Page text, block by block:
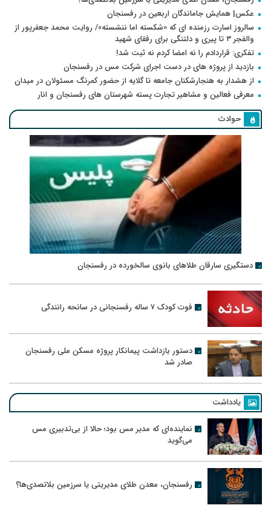
عکس| همایش جاماندگان اربعین در رفسنجان
سالروز اسارت رزمنده ای که «شکسته اما ننشسته»/ روایت محمد جعفرپور از
والفجر ۳ تا پیری و دلتنگی برای رفقای شهید
تفکری: قراردادم را نه امضا کردم نه ثبت شد!
بازدید از پروژه های در دست اجرای شرکت مس در رفسنجان
از هشدار به هنجارشکنان جامعه تا گلایه از حضور کمرنگ مسئولان در میدان
معرفی فعالین و مشاهیر تجارت پسته شهرستان های رفسنجان و انار
حوادث
دستگیری سارقان طلاهای بانوی سالخورده در رفسنجان
فوت کودک ۷ ساله رفسنجانی در سانحه رانندگی
دستور بازداشت پیمانکار پروژه مسکن ملی رفسنجان
صادر شد
یادداشت
نماینده‌ای که مدیر مس بود؛ حالا از بی‌تدبیری مس
می‌گوید
رفسنجان، معدن طلای مدیریتی یا سرزمین بلاتصدی‌ها؟